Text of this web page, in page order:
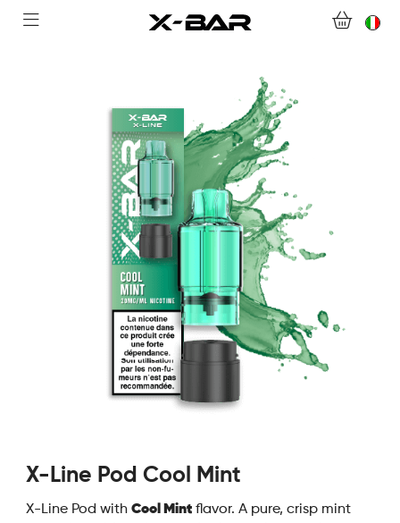
ABONNEMENTS
COLLECTIONS
CONTATTACI
DOMANDE FREQUENTI
DIVENTA UN GROSSISTA X-BAR
IL MIO ACCOUNT
X-Line Pod Cool Mint
X-Line Pod with Cool Mintflavor. A pure, crisp mint